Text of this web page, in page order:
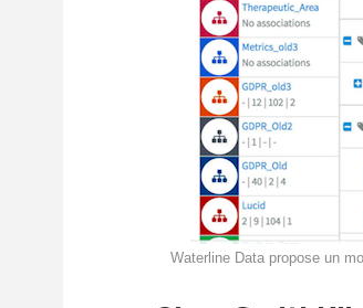
Waterline Data propose un